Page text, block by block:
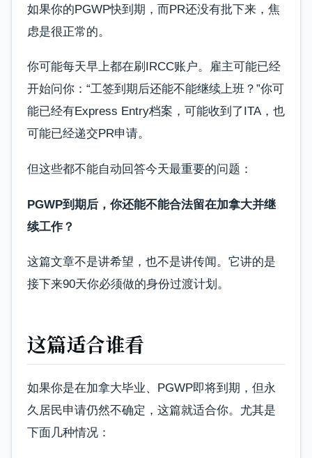
如果你的PGWP快到期，而PR还没有批下来，焦
虑是很正常的。
你可能每天早上都在刷IRCC账户。雇主可能已经
开始问你：“工签到期后还能不能继续上班？”你可
能已经有Express Entry档案，可能收到了ITA，也
可能已经递交PR申请。
但这些都不能自动回答今天最重要的问题：
PGWP到期后，你还能不能合法留在加拿大并继
续工作？
这篇文章不是讲希望，也不是讲传闻。它讲的是
接下来90天你必须做的身份过渡计划。
这篇适合谁看
如果你是在加拿大毕业、PGWP即将到期，但永
久居民申请仍然不确定，这篇就适合你。尤其是
下面几种情况：